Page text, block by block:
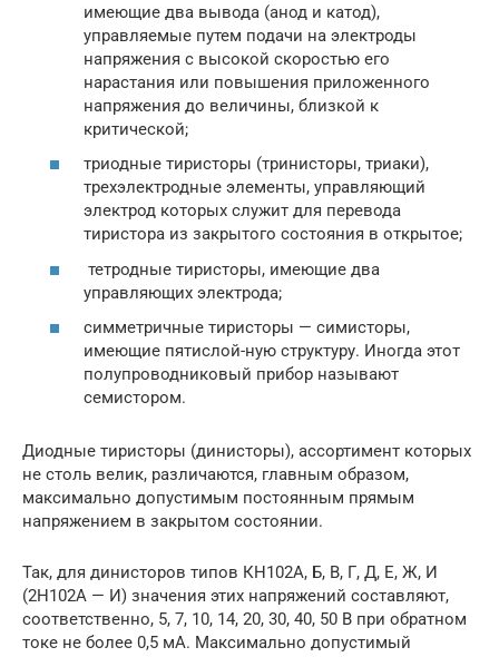
имеющие два вывода (анод и катод),
управляемые путем подачи на электроды
напряжения с высокой скоростью его
нарастания или повышения приложенного
напряжения до величины, близкой к
критической;
триодные тиристоры (тринисторы, триаки),
трехэлектродные элементы, управляющий
электрод которых служит для перевода
тиристора из закрытого состояния в открытое;
тетродные тиристоры, имеющие два
управляющих электрода;
симметричные тиристоры — симисторы,
имеющие пятислой-ную структуру. Иногда этот
полупроводниковый прибор называют
семистором.
Диодные тиристоры (динисторы), ассортимент которых
не столь велик, различаются, главным образом,
максимально допустимым постоянным прямым
напряжением в закрытом состоянии.
Так, для динисторов типов КН102А, Б, В, Г, Д, Е, Ж, И
(2Н102А — И) значения этих напряжений составляют,
соответственно, 5, 7, 10, 14, 20, 30, 40, 50 В при обратном
токе не более 0,5 мА. Максимально допустимый